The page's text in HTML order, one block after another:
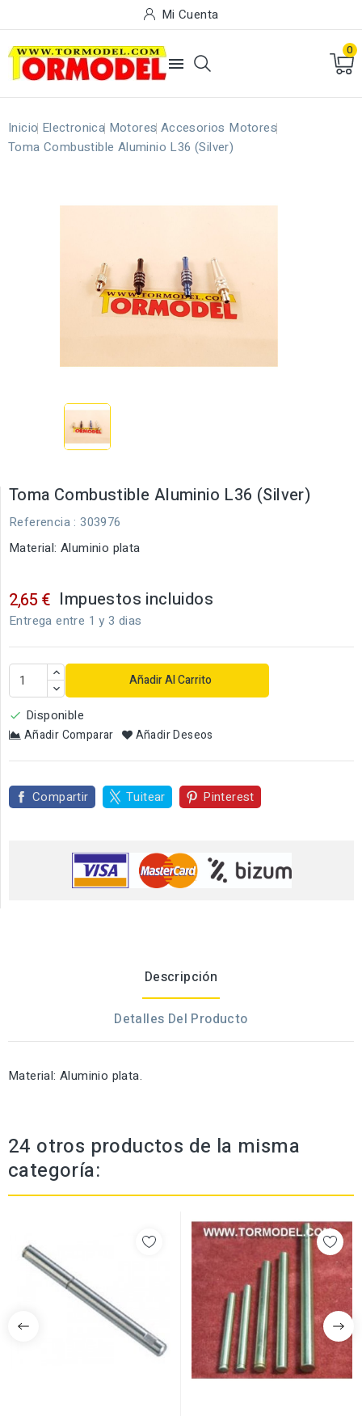
Mi Cuenta

0
Inicio Electronica Motores Accesorios Motores
Toma Combustible Aluminio L36 (Silver)
Toma Combustible Aluminio L36 (Silver)
Referencia : 303976
Material: Aluminio plata
2,65 € Impuestos incluidos
Entrega entre 1 y 3 dias
Añadir Al Carrito
 Disponible
Añadir Comparar Añadir Deseos
Compartir Tuitear Pinterest
Descripción
Detalles Del Producto
Material: Aluminio plata.
24 otros productos de la misma
categoría: